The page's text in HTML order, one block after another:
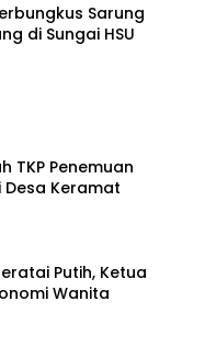
Sarung
di Sungai HSU
TKP Penemuan
Desa Keramat
Putih, Ketua
Wanita